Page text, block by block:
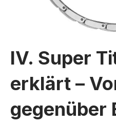
IV. Super
erklärt –
gegenüber